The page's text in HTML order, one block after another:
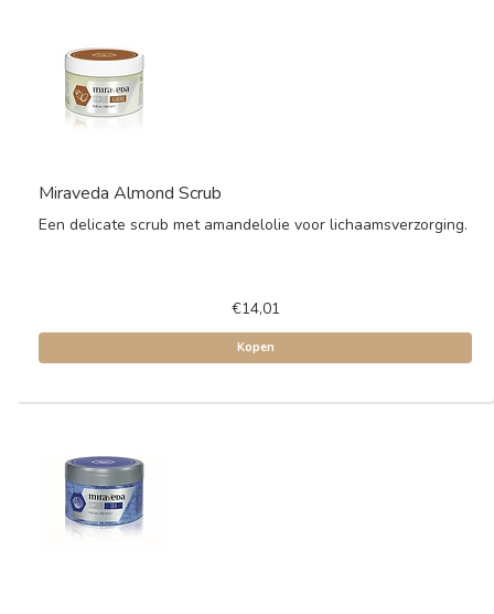
Miraveda Almond Scrub
Een delicate scrub met amandelolie voor lichaamsverzorging.
€14,01
Kopen